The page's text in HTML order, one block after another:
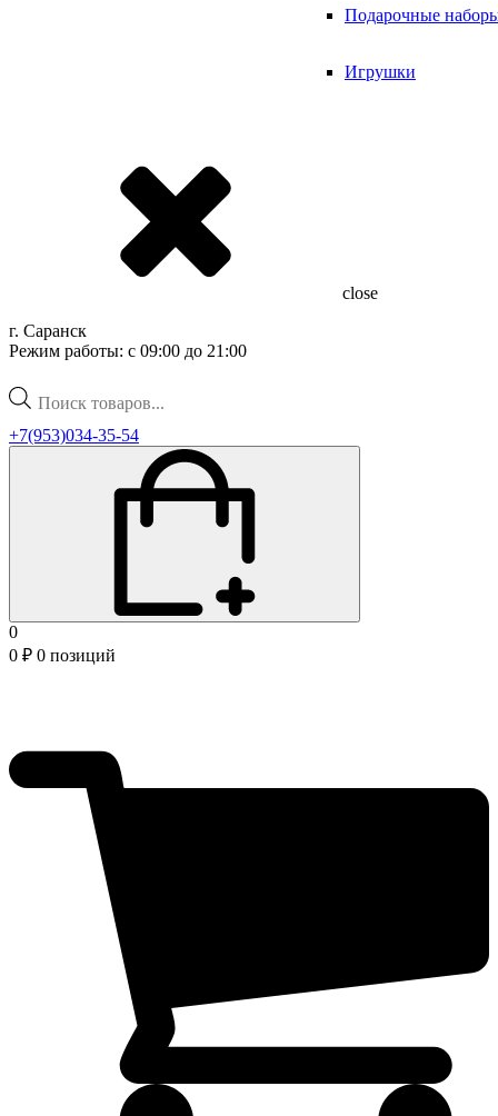
Подарочные
Игрушки
close
г. Саранск
Режим работы: с 09:00 до 21:00
товаров
+7(953)034-35-54
0
0 ₽ 0 позиций